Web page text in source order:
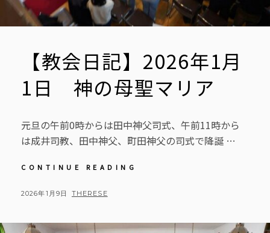
【教会日記】2026年1月
1日 神の母聖マリア
元旦の午前0時からは田中神父司式、午前11時から
は成井司教、田中神父、町田神父の司式で降誕 …
CONTINUE READING
年
POSTED
2026年1月9日 BY
THERESE